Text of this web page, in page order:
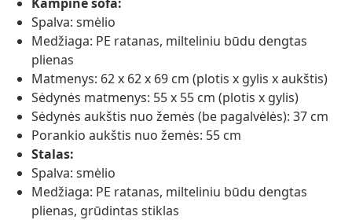
Spalva: smėlio
Medžiaga: PE ratanas, milteliniu būdu dengtas
plienas
Matmenys: 62 x 62 x 69 cm (plotis x gylis x aukštis)
Sėdynės matmenys: 55 x 55 cm (plotis x gylis)
Sėdynės aukštis nuo žemės (be pagalvėlės): 37 cm
Porankio aukštis nuo žemės: 55 cm
Stalas:
Spalva: smėlio
Medžiaga: PE ratanas, milteliniu būdu dengtas
plienas, grūdintas stiklas